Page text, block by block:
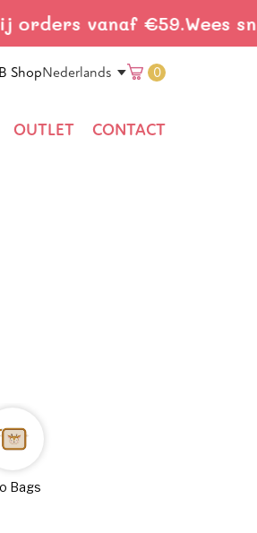
vanaf €59.Wees
ShopTranslation
Nederlands 0
OUTLET CONTACT
Bags